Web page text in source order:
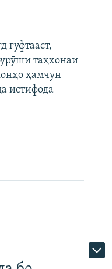
гуфтааст,
таҳхонаи
ҳамчун
истифода